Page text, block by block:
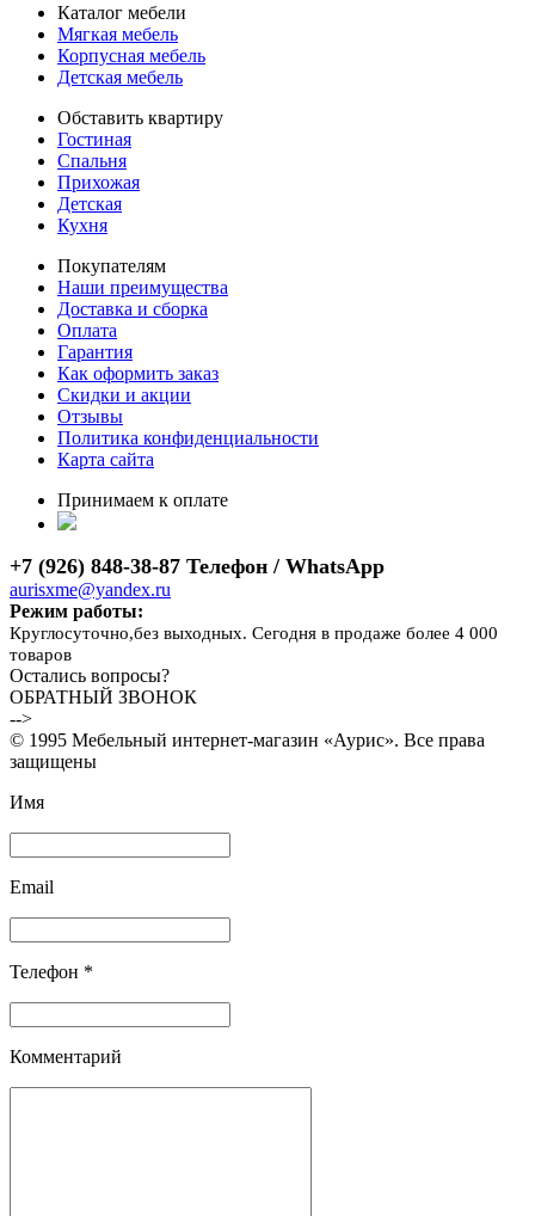
Каталог мебели
Мягкая мебель
Корпусная мебель
Детская мебель
Обставить квартиру
Гостиная
Спальня
Прихожая
Детская
Кухня
Покупателям
Наши преимущества
Доставка и сборка
Оплата
Гарантия
Как оформить заказ
Скидки и акции
Отзывы
Политика конфиденциальности
Карта сайта
Принимаем к оплате
+7 (926) 848-38-87 Телефон / WhatsApp
aurisxme@yandex.ru
Режим работы:
Круглосуточно,без выходных. Сегодня в продаже более 4 000
товаров
Остались вопросы?
ОБРАТНЫЙ ЗВОНОК
-->
© 1995 Мебельный интернет-магазин «Аурис». Все права
защищены
Имя
Email
Телефон *
Комментарий